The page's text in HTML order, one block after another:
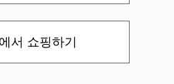
서 쇼핑하기